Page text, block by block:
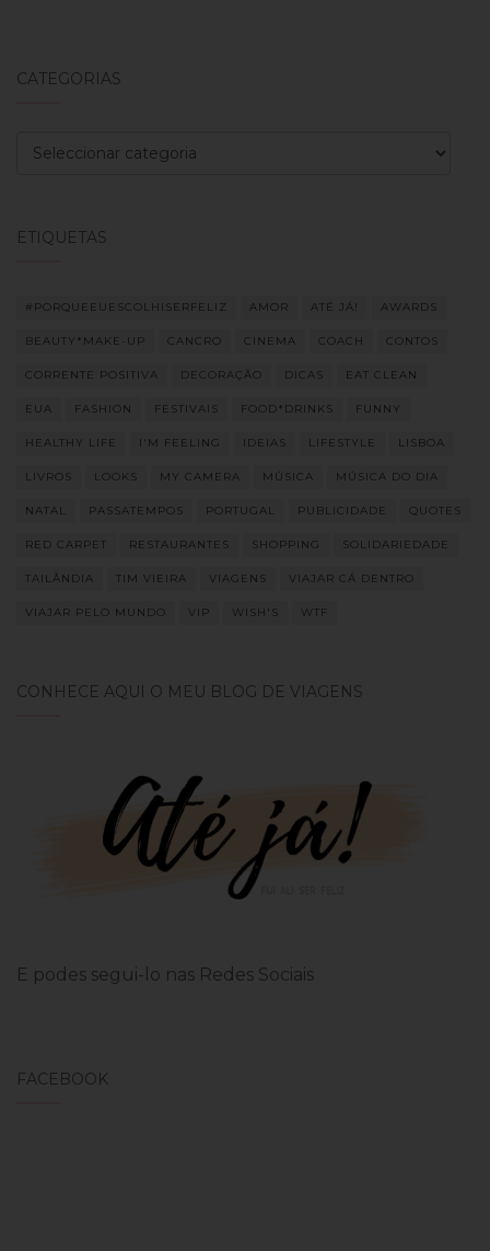
CATEGORIAS
Categorias
ETIQUETAS
#PORQUEEUESCOLHISERFELIZ AMOR ATÉ JÁ! AWARDS
BEAUTY*MAKE-UP CANCRO CINEMA COACH CONTOS
CORRENTE POSITIVA DECORAÇÃO DICAS EAT CLEAN
EUA FASHION FESTIVAIS FOOD*DRINKS FUNNY
HEALTHY LIFE I'M FEELING IDEIAS LIFESTYLE LISBOA
LIVROS LOOKS MY CAMERA MÚSICA MÚSICA DO DIA
NATAL PASSATEMPOS PORTUGAL PUBLICIDADE QUOTES
RED CARPET RESTAURANTES SHOPPING SOLIDARIEDADE
TAILÂNDIA TIM VIEIRA VIAGENS VIAJAR CÁ DENTRO
VIAJAR PELO MUNDO VIP WISH'S WTF
CONHECE AQUI O MEU BLOG DE VIAGENS
E podes segui-lo nas Redes Sociais
FACEBOOK